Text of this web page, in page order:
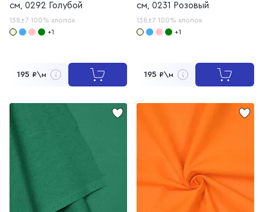
см, 0292 Голубой
138±7 100% хлопок
+1
195 ₽\м
см, 0231 Розовый
138±7 100% хлопок
+1
195 ₽\м